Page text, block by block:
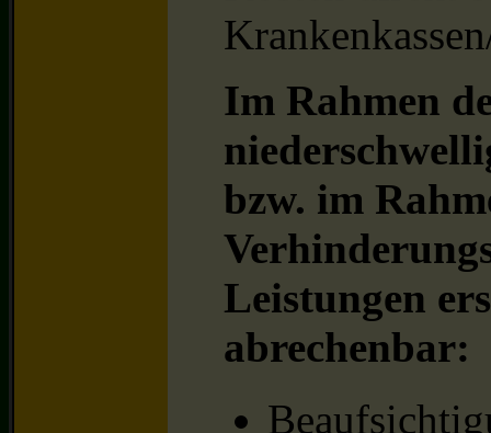
Im Rahmen
bzw. im
Leistungen
abrechenbar: